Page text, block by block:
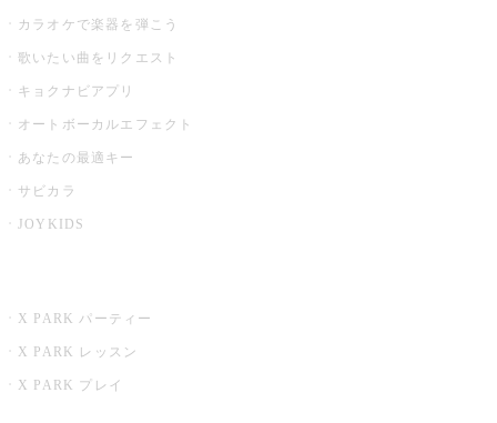
カラオケで楽器を弾こう
歌いたい曲をリクエスト
キョクナビアプリ
オートボーカルエフェクト
あなたの最適キー
サビカラ
JOYKIDS
X PARK パーティー
X PARK レッスン
X PARK プレイ